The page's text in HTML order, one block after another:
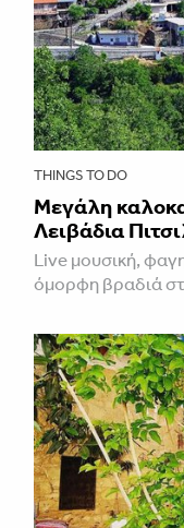
THINGS TO DO
Μεγάλη
Λειβάδια
Live μουσική,
όμορφη βραδιά